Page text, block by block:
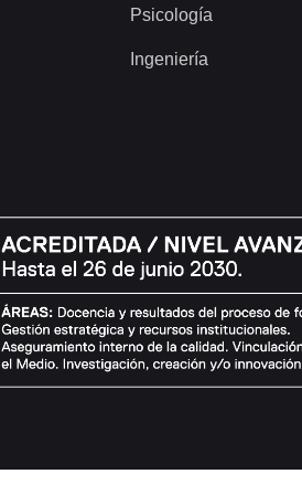
Psicología
Ingeniería